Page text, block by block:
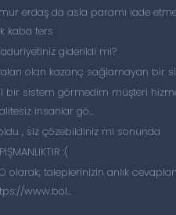
erdaş da asla paramı iade
kaba ters
giderildi mi?
olan kazanç sağlamayan bir
bir sistem görmedim müşteri
insanlar gö...
, siz çözebildiniz mi sonunda
:(
olarak, taleplerinizin anlık
www.bol...